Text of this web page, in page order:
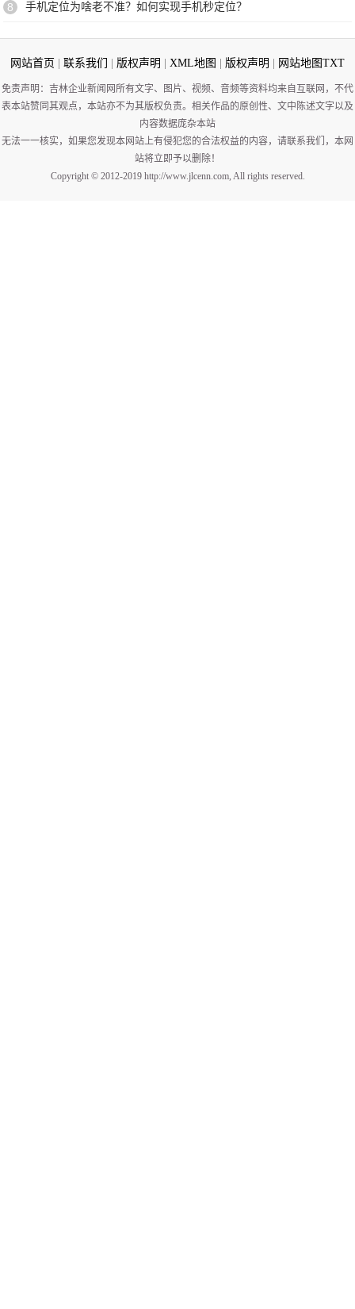
8 手机定位为啥老不准？如何实现手机秒定位？
网站首页 联系我们 版权声明 XML地图 版权声明 网站地图TXT
免责声明：吉林企业新闻网所有文字、图片、视频、音频等资料均来自互联网，不代
表本站赞同其观点，本站亦不为其版权负责。相关作品的原创性、文中陈述文字以及
内容数据庞杂本站
无法一一核实，如果您发现本网站上有侵犯您的合法权益的内容，请联系我们，本网
站将立即予以删除！
Copyright © 2012-2019 http://www.jlcenn.com, All rights reserved.